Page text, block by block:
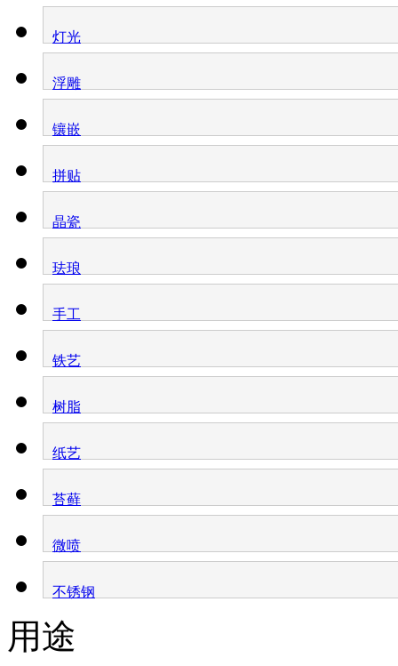
灯光
浮雕
镶嵌
拼贴
晶瓷
珐琅
手工
铁艺
树脂
纸艺
苔藓
微喷
不锈钢
用途